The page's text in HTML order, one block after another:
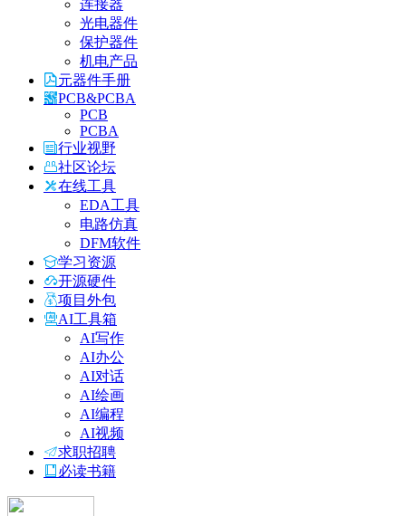
连接器
光电器件
保护器件
机电产品
元器件手册
PCB&PCBA
PCB
PCBA
行业视野
社区论坛
在线工具
EDA工具
电路仿真
DFM软件
学习资源
开源硬件
项目外包
AI工具箱
AI写作
AI办公
AI对话
AI绘画
AI编程
AI视频
求职招聘
必读书籍